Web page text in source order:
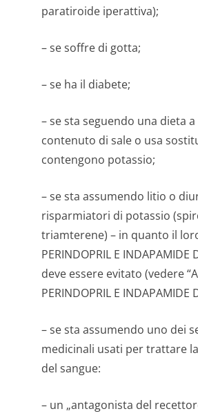
paratiroide iperattiva);
– se soffre di gotta;
– se ha il diabete;
– se sta seguendo una dieta
contenuto di sale o usa
contengono potassio;
– se sta assumendo litio o
risparmiatori di potassio
triamterene) – in quanto il
PERINDOPRIL E INDAPAMIDE
deve essere evitato (vedere
PERINDOPRIL E INDAPAMIDE
– se sta assumendo uno dei
medicinali usati per trattare
del sangue:
– un „antagonista del